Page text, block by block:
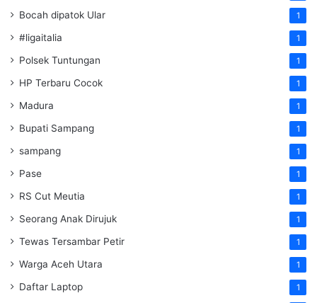
Bocah dipatok Ular 1
#ligaitalia 1
Polsek Tuntungan 1
HP Terbaru Cocok 1
Madura 1
Bupati Sampang 1
sampang 1
Pase 1
RS Cut Meutia 1
Seorang Anak Dirujuk 1
Tewas Tersambar Petir 1
Warga Aceh Utara 1
Daftar Laptop 1